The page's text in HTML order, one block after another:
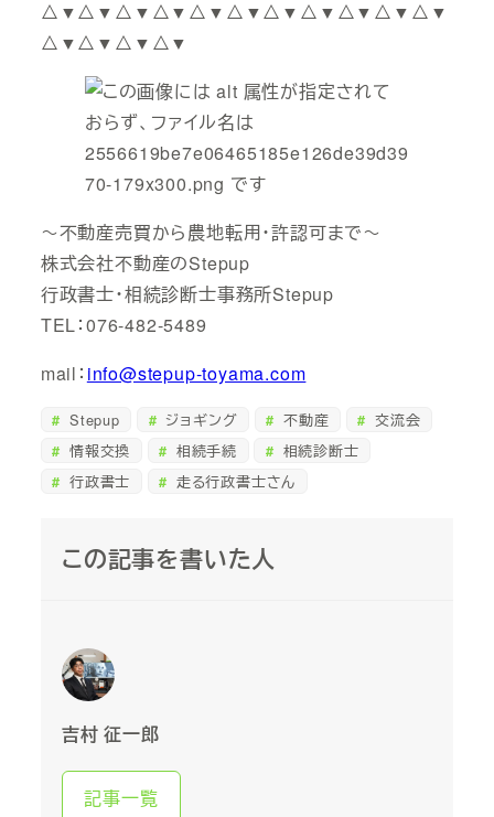
△▼△▼△▼△▼△▼△▼△▼△▼△▼△▼△▼
△▼△▼△▼△▼
～不動産売買から農地転用・許認可まで～
株式会社不動産のStepup
行政書士・相続診断士事務所Stepup
TEL：076-482-5489
mail： info@stepup-toyama.com
Stepup ジョギング 不動産
交流会
情報交換
相続手続
相続診断士
行政書士
走る行政書士さん
この記事を書いた人
吉村 征一郎
記事一覧